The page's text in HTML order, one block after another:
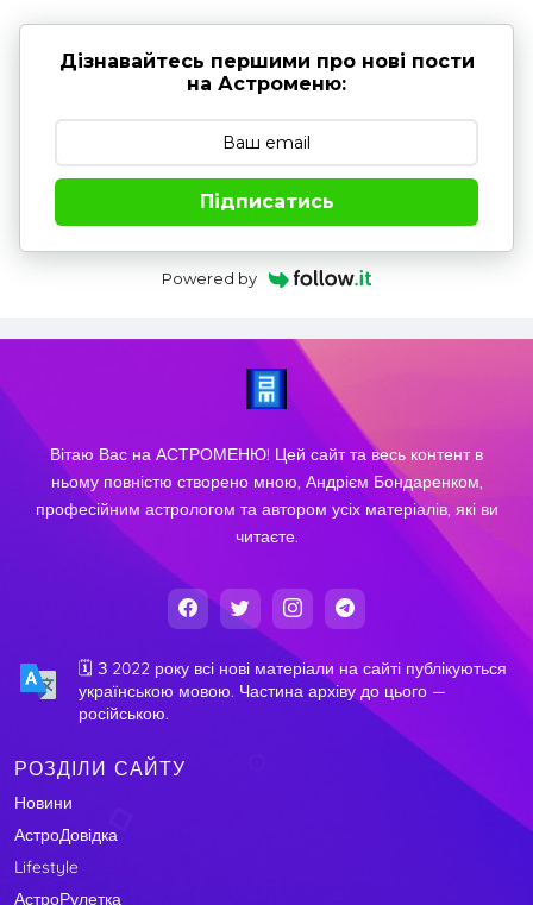
Дізнавайтесь першими про нові пости
на Астроменю:
Підписатись
Powered by
Вітаю Вас на АСТРОМЕНЮ! Цей сайт та весь контент в
ньому повністю створено мною, Андрієм Бондаренком,
професійним астрологом та автором усіх матеріалів, які ви
читаєте.
🗓️ З 2022 року всі нові матеріали на сайті публікуються
українською мовою. Частина архіву до цього —
російською.
РОЗДІЛИ САЙТУ
Новини
АстроДовідка
Lifestyle
АстроРулетка